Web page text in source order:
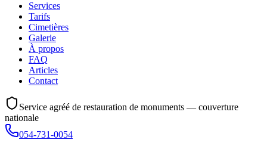
Services
Tarifs
Cimetières
Galerie
À propos
FAQ
Articles
Contact
Service agréé de restauration de monuments — couverture
nationale
054-731-0054